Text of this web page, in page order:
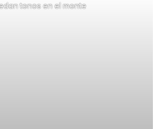
tonos en el monte